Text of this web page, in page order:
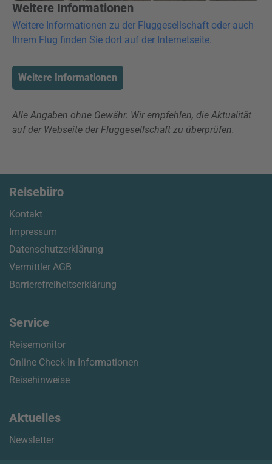
Weitere Informationen
Weitere Informationen zu der Fluggesellschaft oder auch
Ihrem Flug finden Sie dort auf der Internetseite.
Weitere Informationen
Alle Angaben ohne Gewähr. Wir empfehlen, die Aktualität
auf der Webseite der Fluggesellschaft zu überprüfen.
Reisebüro
Kontakt
Impressum
Datenschutzerklärung
Vermittler AGB
Barrierefreiheitserklärung
Service
Reisemonitor
Online Check-In Informationen
Reisehinweise
Aktuelles
Newsletter